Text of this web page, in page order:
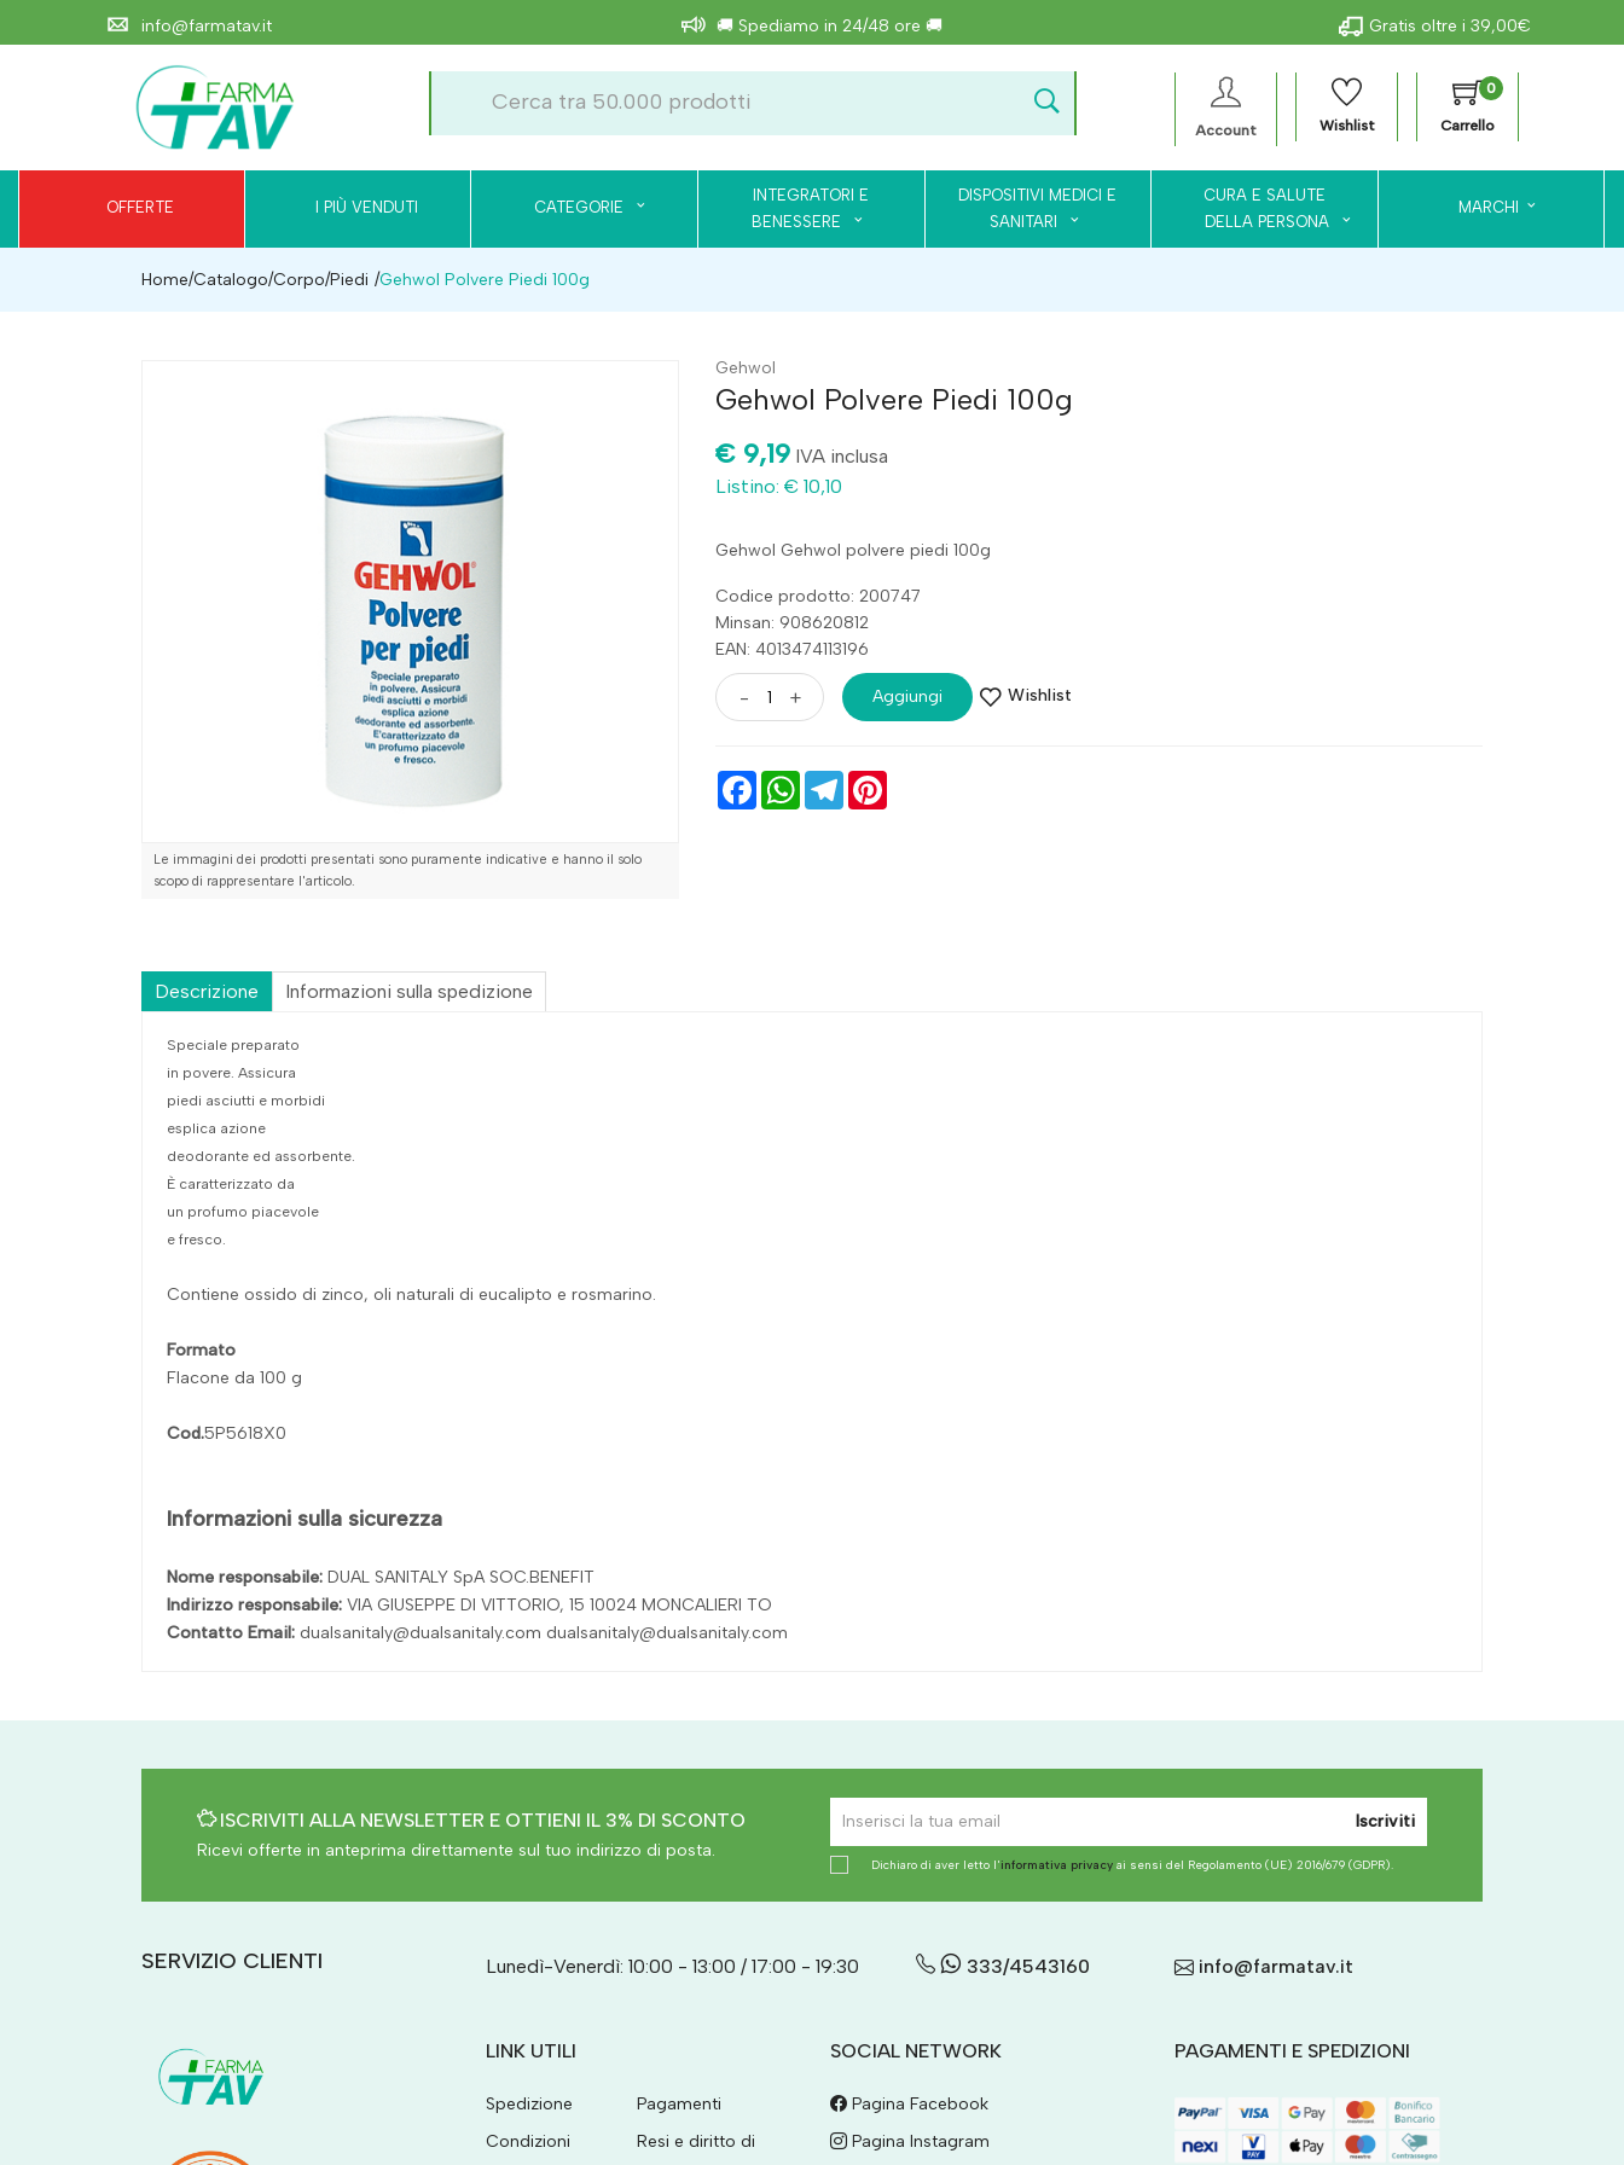
info@farmatav.it 🚚 Spediamo in 24/48 ore 🚚 Gratis oltre i 39,00€
Account Wishlist
0
Carrello
OFFERTE I PIÙ VENDUTI CATEGORIE
INTEGRATORI E
BENESSERE
DISPOSITIVI MEDICI E
SANITARI
CURA E SALUTE
DELLA PERSONA
MARCHI
Home Catalogo/Corpo/Piedi Gehwol Polvere Piedi 100g
Le immagini dei prodotti presentati sono puramente indicative e hanno il solo
scopo di rappresentare l'articolo.
Gehwol
Gehwol Polvere Piedi 100g
€ 9,19 IVA inclusa
Listino: € 10,10
Gehwol Gehwol polvere piedi 100g
Codice prodotto: 200747
Minsan: 908620812
EAN: 4013474113196
- + Aggiungi Wishlist
FacebookWhatsAppTelegram
Descrizione Informazioni sulla spedizione
Speciale preparato
in povere. Assicura
piedi asciutti e morbidi
esplica azione
deodorante ed assorbente.
È caratterizzato da
un profumo piacevole
e fresco.
Contiene ossido di zinco, oli naturali di eucalipto e rosmarino.
Formato
Flacone da 100 g
Cod.5P5618X0
Informazioni sulla sicurezza
Nome responsabile: DUAL SANITALY SpA SOC.BENEFIT
Indirizzo responsabile: VIA GIUSEPPE DI VITTORIO, 15 10024 MONCALIERI TO
Contatto Email: dualsanitaly@dualsanitaly.com dualsanitaly@dualsanitaly.com
ISCRIVITI ALLA NEWSLETTER E OTTIENI IL 3% DI SCONTO
Ricevi offerte in anteprima direttamente sul tuo indirizzo di posta.
Iscriviti
Dichiaro di aver letto l'informativa privacy ai sensi del Regolamento (UE) 2016/679 (GDPR).
SERVIZIO CLIENTI Lunedì-Venerdì: 10:00 - 13:00 / 17:00 - 19:30 333/4543160 info@farmatav.it
LINK UTILI
Spedizione
Pagamenti
Condizioni
Resi e diritto di
SOCIAL NETWORK
Pagina Facebook
Pagina Instagram
PAGAMENTI E SPEDIZIONI